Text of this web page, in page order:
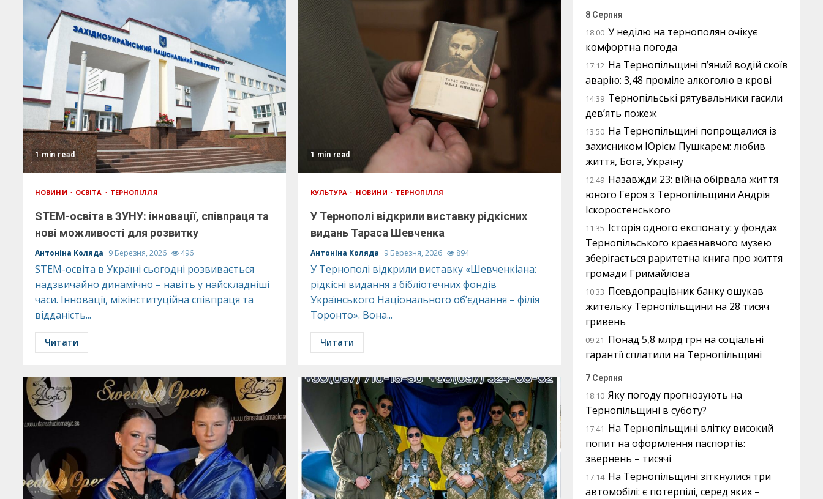
1 min read
НОВИНИ ОСВІТА ТЕРНОПІЛЛЯ
STEM-освіта в ЗУНУ: інновації, співпраця та
нові можливості для розвитку
Антоніна Коляда 9 Березня, 2026 496
STEM-освіта в Україні сьогодні розвивається
надзвичайно динамічно – навіть у найскладніші
часи. Інновації, міжінституційна співпраця та
відданість...
Читати
1 min read
КУЛЬТУРА НОВИНИ ТЕРНОПІЛЛЯ
У Тернополі відкрили виставку рідкісних
видань Тараса Шевченка
Антоніна Коляда 9 Березня, 2026 894
У Тернополі відкрили виставку «Шевченкіана:
рідкісні видання з бібліотечних фондів
Українського Національного об’єднання – філія
Торонто». Вона...
Читати
8 Серпня
18:00 У неділю на тернополян очікує
комфортна погода
17:12 На Тернопільщині п’яний водій скоїв
аварію: 3,48 проміле алкоголю в крові
14:39 Тернопільські рятувальники гасили
дев’ять пожеж
13:50 На Тернопільщині попрощалися із
захисником Юрієм Пушкарем: любив
життя, Бога, Україну
12:49 Назавжди 23: війна обірвала життя
юного Героя з Тернопільщини Андрія
Іскоростенського
11:35 Історія одного експонату: у фондах
Тернопільського краєзнавчого музею
зберігається раритетна книга про життя
громади Гримайлова
10:33 Псевдопрацівник банку ошукав
жительку Тернопільщини на 28 тисяч
гривень
09:21 Понад 5,8 млрд грн на соціальні
гарантії сплатили на Тернопільщині
7 Серпня
18:10 Яку погоду прогнозують на
Тернопільщині в суботу?
17:41 На Тернопільщині влітку високий
попит на оформлення паспортів:
звернень – тисячі
17:14 На Тернопільщині зіткнулися три
автомобілі: є потерпілі, серед яких –